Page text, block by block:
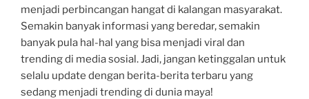
menjadi perbincangan hangat di kalangan masyarakat.
Semakin banyak informasi yang beredar, semakin
banyak pula hal-hal yang bisa menjadi viral dan
trending di media sosial. Jadi, jangan ketinggalan untuk
selalu update dengan berita-berita terbaru yang
sedang menjadi trending di dunia maya!